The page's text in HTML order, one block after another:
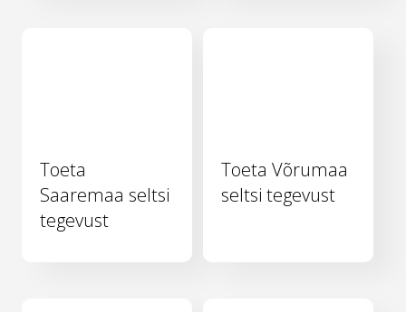
Toeta
Saaremaa seltsi
tegevust
Toeta Võrumaa
seltsi tegevust